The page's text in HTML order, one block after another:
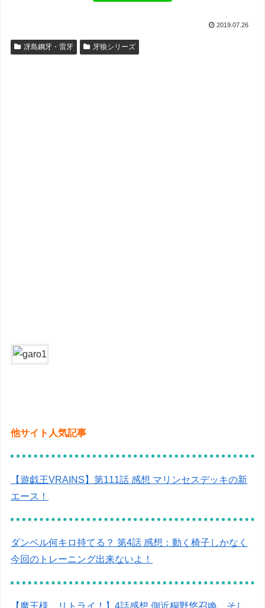
2019.07.26
冴島鋼牙・雷牙 牙狼シリーズ
他サイト人気記事
【遊戯王VRAINS】第111話 感想 マリンセスデッキの新
エース！
ダンベル何キロ持てる？ 第4話 感想：動く椅子しかなく
今回のトレーニング出来ないよ！